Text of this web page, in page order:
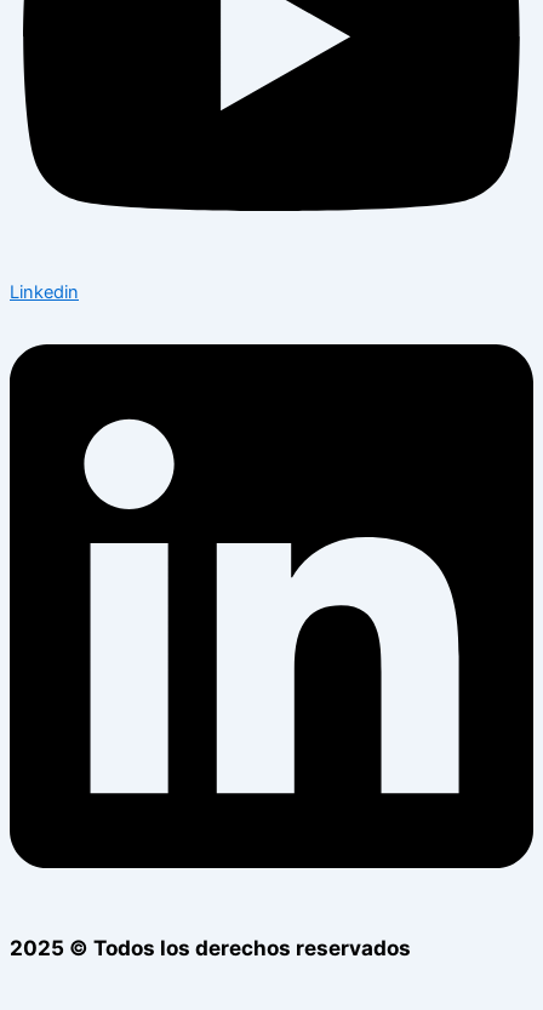
Linkedin
2025 © Todos los derechos reservados